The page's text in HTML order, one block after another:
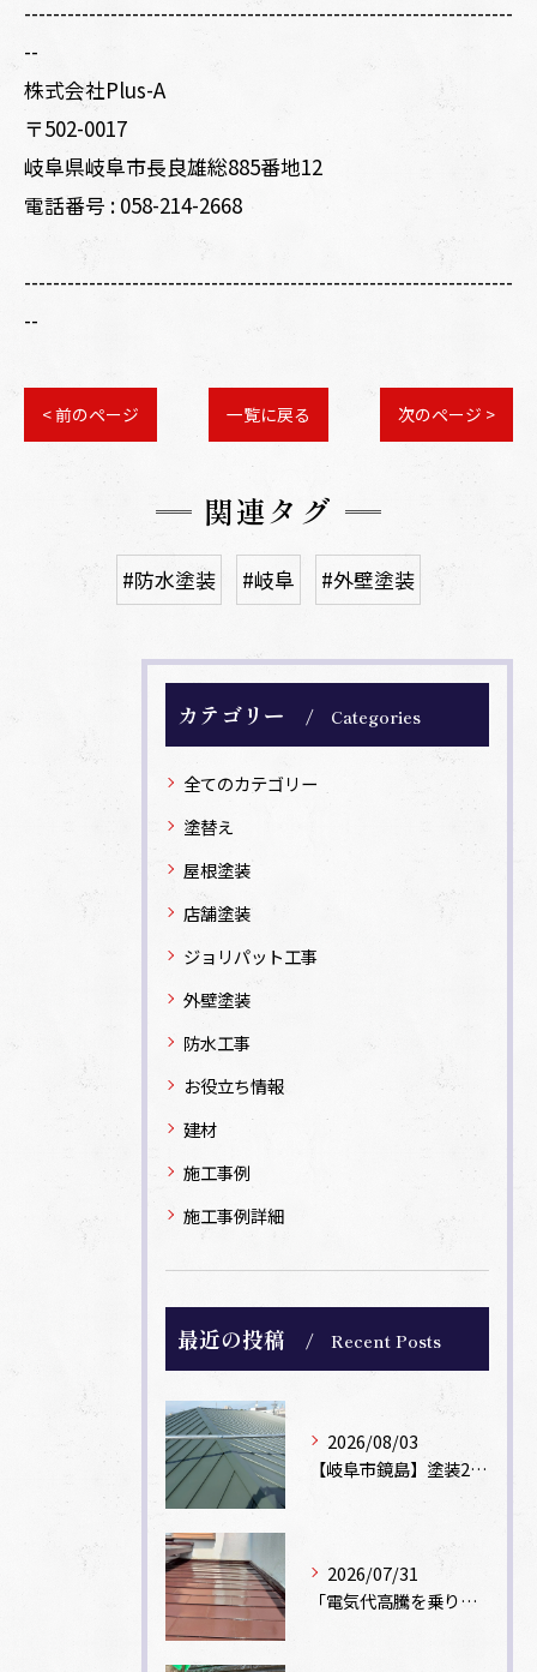
--------------------------------------------------------------------
--
株式会社Plus-A
〒502-0017
岐阜県岐阜市長良雄総885番地12
電話番号 : 058-214-2668
--------------------------------------------------------------------
--
< 前のページ 一覧に戻る 次のページ >
関連タグ
#防水塗装 #岐阜 #外壁塗装
カテゴリー Categories
全てのカテゴリー
塗替え
屋根塗装
店舗塗装
ジョリパット工事
外壁塗装
防水工事
お役立ち情報
建材
施工事例
施工事例詳細
最近の投稿 Recent Posts
2026/08/03
【岐阜市鏡島】塗装2回のカラーベスト屋根をカバー工法でガルバリウム鋼板に改修！
2026/07/31
「電気代高騰を乗り切る！外壁・屋根の遮熱塗装でできる省エネ対策」